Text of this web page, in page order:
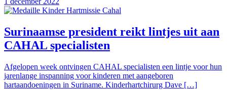
Surinaamse president reikt lintjes uit aan
CAHAL specialisten
Afgelopen week ontvingen CAHAL specialisten een lintje voor hun
jarenlange inspanning voor kinderen met aangeboren
hartaandoeningen in Suriname. Kinderhartchirurg Dave […]